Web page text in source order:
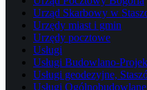
Urząd Skarbowy w
Urzędy miast i gmin
Urzędy pocztowe
Usługi
Usługi Budowlano-
Usługi geodezyjne,
Usługi